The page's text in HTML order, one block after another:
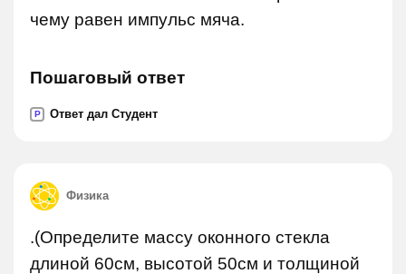
чему равен импульс мяча.
Пошаговый ответ
P Ответ дал Студент
Физика
.(Определите массу оконного стекла
длиной 60см, высотой 50см и толщиной